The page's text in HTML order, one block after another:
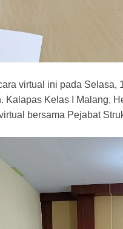
virtual ini pada
Kalapas Kelas I Malang,
bersama Pejabat